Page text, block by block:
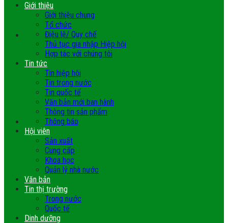
Giới thiệu
Giới thiệu chung
Tổ chức
Điệu lệ/ Quy chế
Thủ tục gia nhập Hiệp hội
Hợp tác với chúng tôi
Tin tức
Tin hiệp hội
Tin trong nước
Tin quốc tế
Văn bản mới ban hành
Thông tin sản phẩm
Thông báo
Hội viên
Sản xuất
Cung cấp
Khoa học
Quản lý nhà nước
Văn bản
Tin thị trường
Trong nước
Quốc tế
Dinh dưỡng